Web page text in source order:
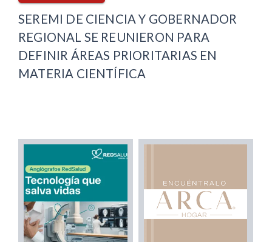
SEREMI DE CIENCIA Y GOBERNADOR
REGIONAL SE REUNIERON PARA
DEFINIR ÁREAS PRIORITARIAS EN
MATERIA CIENTÍFICA